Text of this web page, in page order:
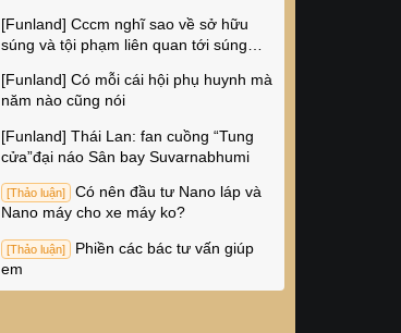
[Funland] Cccm nghĩ sao về sở hữu
súng và tội phạm liên quan tới súng
[Funland] Có mỗi cái hội phụ huynh mà
năm nào cũng nói
[Funland] Thái Lan: fan cuồng “Tung
cửa”đại náo Sân bay Suvarnabhumi
[Thảo luận]
Có nên đầu tư Nano láp và
Nano máy cho xe máy ko?
[Thảo luận]
Phiền các bác tư vấn giúp
em